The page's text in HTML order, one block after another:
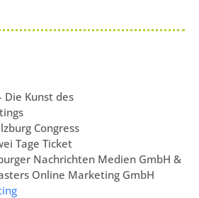
Die Kunst des
Congress
Tage Ticket
Nachrichten Medien GmbH &
Online Marketing GmbH